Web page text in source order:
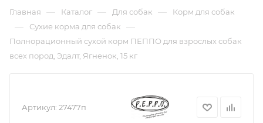
Главная — Каталог — Для собак — Корм для собак
— Сухие корма для собак —
Полнорационный сухой корм ПЕППО для взрослых собак
всех пород, Эдалт, Ягненок, 15 кг
Артикул: 27477п